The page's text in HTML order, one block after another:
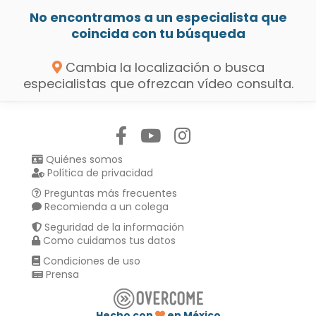
No encontramos a un especialista que
coincida con tu búsqueda
Cambia la localización o busca
especialistas que ofrezcan vídeo consulta.
Quiénes somos
Política de privacidad
Preguntas más frecuentes
Recomienda a un colega
Seguridad de la información
Como cuidamos tus datos
Condiciones de uso
Prensa